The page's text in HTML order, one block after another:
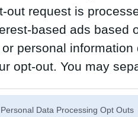
out request is
based ads based
or personal
opt-out. You may
Personal Data Processing Opt Outs